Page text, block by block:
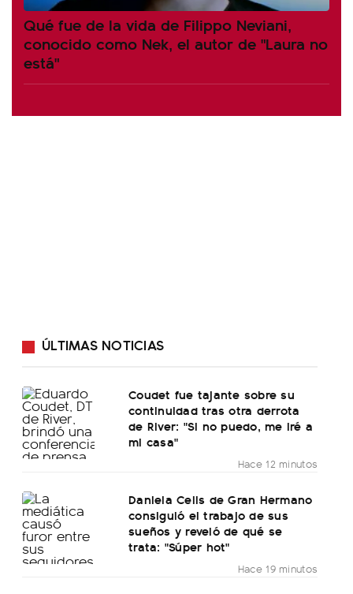
Qué fue de la vida de Filippo Neviani,
conocido como Nek, el autor de "Laura no
está"
ÚLTIMAS NOTICIAS
Coudet fue tajante sobre su
continuidad tras otra derrota
de River: "Si no puedo, me iré a
mi casa"
Hace 12 minutos
Daniela Celis de Gran Hermano
consiguió el trabajo de sus
sueños y reveló de qué se
trata: "Súper hot"
Hace 19 minutos